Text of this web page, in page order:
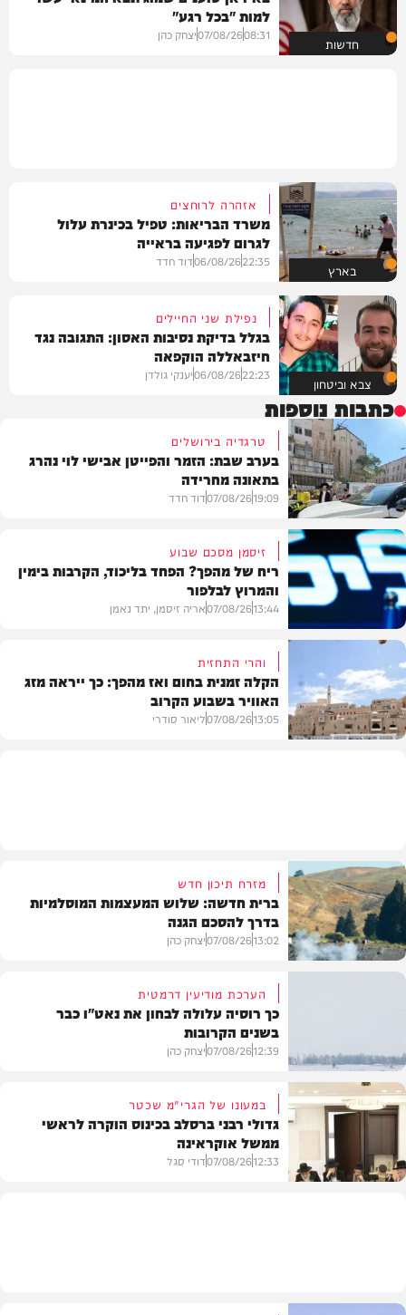
חדשות
למות "בכל רגע"
08:31
07/08/26יצחק כהן
בארץ
אזהרה לרוחצים
משרד הבריאות: טפיל בכינרת עלול
לגרום לפגיעה בראייה
22:35
06/08/26דוד חדד
צבא וביטחון
נפילת שני החיילים
בגלל בדיקת נסיבות האסון: התגובה נגד
חיזבאללה הוקפאה
22:23
06/08/26יענקי גולדן
כתבות נוספות
בארץ
טרגדיה בירושלים
בערב שבת: הזמר והפייטן אבישי לוי נהרג
בתאונה מחרידה
19:09
07/08/26דוד חדד
פוליטי
זיסמן מסכם שבוע
ריח של מהפך? הפחד בליכוד, הקרבות בימין
והמרוץ לבלפור
13:44
07/08/26אריה זיסמן, יתד נאמן
והרי התחזית
הקלה זמנית בחום ואז מהפך: כך ייראה מזג
האוויר בשבוע הקרוב
13:05
07/08/26ליאור סודרי
מזרח תיכון חדש
ברית חדשה: שלוש המעצמות המוסלמיות
בדרך להסכם הגנה
13:02
07/08/26יצחק כהן
הערכת מודיעין דרמטית
כך רוסיה עלולה לבחון את נאט"ו כבר
בשנים הקרובות
12:39
07/08/26יצחק כהן
במעונו של הגרי"מ שכטר
גדולי רבני ברסלב בכינוס הוקרה לראשי
ממשל אוקראינה
12:33
07/08/26דודי סגל